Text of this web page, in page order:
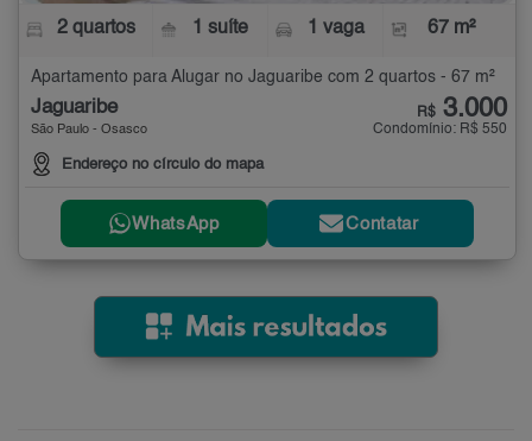
2 quartos 1 suíte 1 vaga 67 m²
Apartamento para Alugar no Jaguaribe com 2 quartos - 67 m²
Jaguaribe
São Paulo - Osasco
Endereço no círculo do mapa
R$ 3.000
Condomínio: R$ 550
WhatsApp Contatar